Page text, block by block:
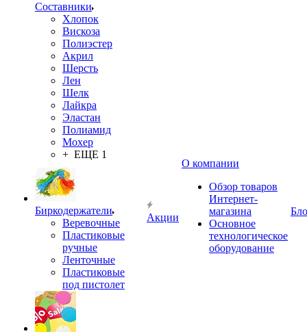
Составники
Хлопок
Вискоза
Полиэстер
Акрил
Шерсть
Лен
Шелк
Лайкра
Эластан
Полиамид
Мохер
+ ЕЩЕ 1
Биркодержатели
Веревочные
Пластиковые
ручные
Ленточные
Пластиковые
под пистолет
Акции
О компании
Обзор товаров
Интернет-
магазина
Основное
технологическое
оборудование